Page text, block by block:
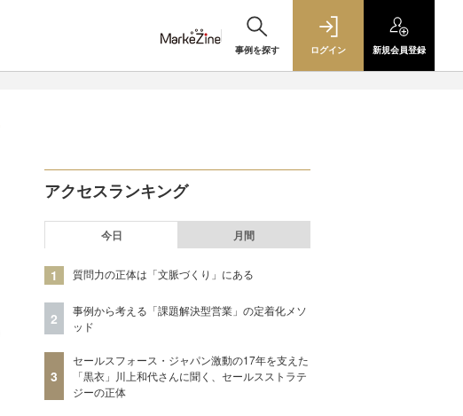
事例を探す ログイン 新規会員登録
アクセスランキング
今日 月間
1 質問力の正体は「文脈づくり」にある
2
事例から考える「課題解決型営業」の定着化メソ
ッド
3
セールスフォース・ジャパン激動の17年を支えた
「黒衣」川上和代さんに聞く、セールスストラテ
ジーの正体